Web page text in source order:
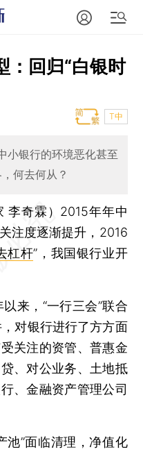
：回归“白银时
T中
小银行的环境恶化甚至
何去何从？
李奇霖） 2015年年中
注度逐渐提升，2016
杠杆”，我国银行业开
来，“一行三会”联合
对银行进行了方方面
关注的资管、普惠金
、对公业务、土地抵
、金融资产管理公司
”面临清理，净值化